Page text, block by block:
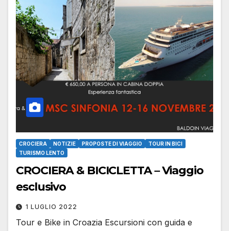
CROCIERA NOTIZIE PROPOSTE DI VIAGGIO
TOUR IN BICI
TURISMO LENTO
CROCIERA & BICICLETTA – Viaggio
esclusivo
1 LUGLIO 2022
Tour e Bike in Croazia Escursioni con guida e